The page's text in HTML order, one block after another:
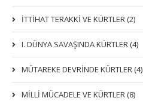
İTTIHAT TERAKKI VE KÜRTLER (2)
I. DÜNYA SAVAŞINDA KÜRTLER (4)
MÜTAREKE DEVRİNDE KÜRTLER (4)
MİLLİ MÜCADELE VE KÜRTLER (8)